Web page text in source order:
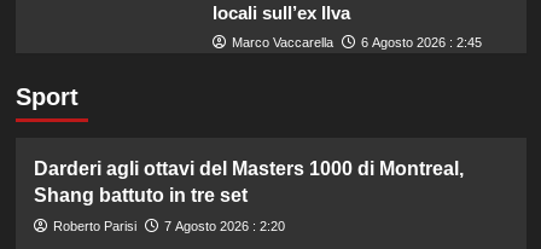
locali sull’ex Ilva
Marco Vaccarella 6 Agosto 2026 : 2:45
Sport
Darderi agli ottavi del Masters 1000 di Montreal,
Shang battuto in tre set
Roberto Parisi 7 Agosto 2026 : 2:20